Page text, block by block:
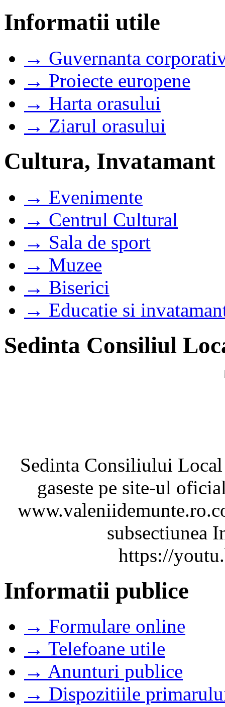
Informatii utile
→ Guvernanta
→ Proiecte europene
→ Harta orasului
→ Ziarul orasului
Cultura, Invatamant
→ Evenimente
→ Centrul Cultural
→ Sala de sport
→ Muzee
→ Biserici
→ Educatie si
Sedinta Consiliul
Sedinta Consiliului
gaseste pe site-ul
subsectiunea
https://
Informatii publice
→ Formulare online
→ Telefoane utile
→ Anunturi publice
→ Dispozitiile